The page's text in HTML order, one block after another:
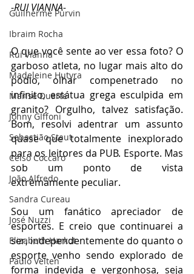
Guilherme Purvin
Ibraim Rocha
Rui Vianna
Madeleine Hutyra
Marise Duarte
Johny GIffoni
Sebastião Staut
Celso Coccaro
João Alfredo
Sandra Cureau
José Nuzzi
Elizabeth Harkot
Paulo Velten
-RUI VIANNA-
O que você sente ao ver essa foto? O
garboso atleta, no lugar mais alto do
pódio, olhar compenetrado no
infinito, estátua grega esculpida em
granito? Orgulho, talvez satisfação.
Bom, resolvi adentrar um assunto
quase que totalmente inexplorado
para os leitores da PUB. Esporte. Mas
sob um ponto de vista
extremamente peculiar.
Sou um fanático apreciador de
esportes. E creio que continuarei a
ser, independentemente do quanto o
esporte venho sendo explorado de
forma indevida e vergonhosa, seja